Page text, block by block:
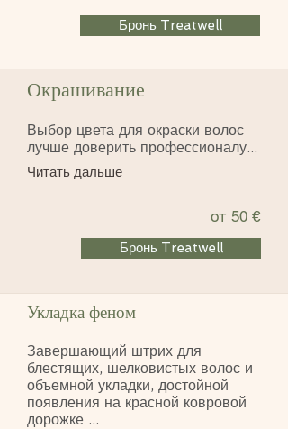
Бронь Treatwell
Окрашивание
Выбор цвета для окраски волос
лучше доверить профессионалу...
Читать дальше
от 50 €
Бронь Treatwell
Укладка феном
Завершающий штрих для
блестящих, шелковистых волос и
объемной укладки, достойной
появления на красной ковровой
дорожке ...